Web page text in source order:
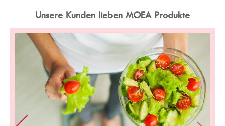
Unsere Kunden lieben MOEA Produkte